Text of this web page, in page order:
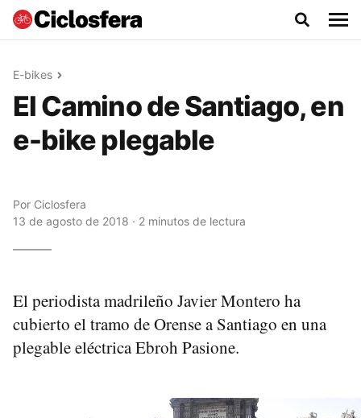
E-bikes
El Camino de Santiago, en
e-bike plegable
Por Ciclosfera
13 de agosto de 2018 · 2 minutos de lectura
El periodista madrileño Javier Montero ha
cubierto el tramo de Orense a Santiago en una
plegable eléctrica Ebroh Pasione.